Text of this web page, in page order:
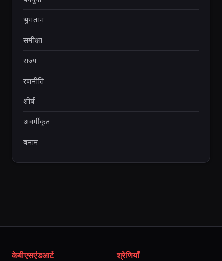
भुगतान
समीक्षा
राज्य
रणनीति
शीर्ष
अवर्गीकृत
बनाम
केबीएसएंडआर्ट श्रेणियाँ